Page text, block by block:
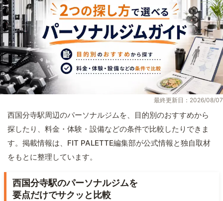
最終更新日：2026/08/07
西国分寺駅周辺のパーソナルジムを、目的別のおすすめから
探したり、料金・体験・設備などの条件で比較したりできま
す。掲載情報は、FIT PALETTE編集部が公式情報と独自取材
をもとに整理しています。
西国分寺駅のパーソナルジムを
要点だけでサクッと比較